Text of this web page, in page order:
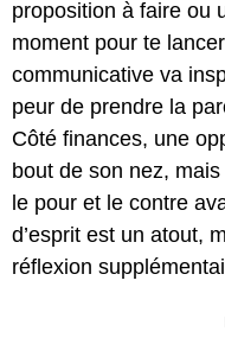
proposition à faire ou
moment pour te
communicative va
peur de prendre la
Côté finances, une
bout de son nez,
le pour et le contre
d’esprit est un atout,
réflexion